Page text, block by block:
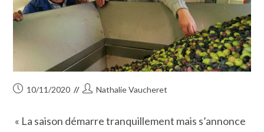
Publication
10/11/2020
Auteur/autrice
publication :
Nathalie Vaucheret
« La saison démarre tranquillement mais s’annonce